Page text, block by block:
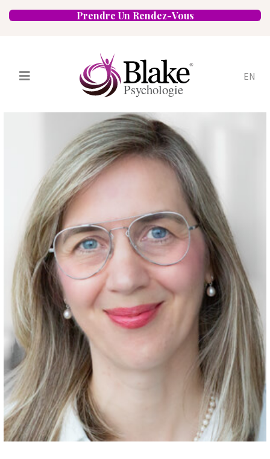
Prendre Un Rendez-Vous
EN
Psychologues
Spécialités
Approches
Emplacements
FAQ
Blogue
Carrières
Contact